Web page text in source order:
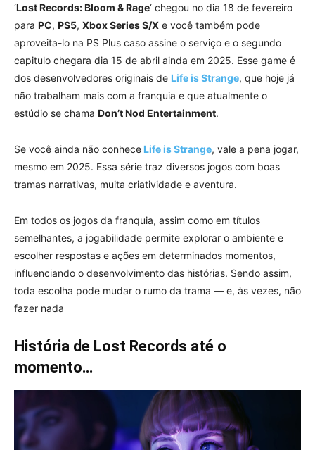
‘Lost Records: Bloom & Rage‘ chegou no dia 18 de fevereiro
para PC, PS5, Xbox Series S/X e você também pode
aproveita-lo na PS Plus caso assine o serviço e o segundo
capitulo chegara dia 15 de abril ainda em 2025. Esse game é
dos desenvolvedores originais de Life is Strange, que hoje já
não trabalham mais com a franquia e que atualmente o
estúdio se chama Don’t Nod Entertainment.
Se você ainda não conhece Life is Strange, vale a pena jogar,
mesmo em 2025. Essa série traz diversos jogos com boas
tramas narrativas, muita criatividade e aventura.
Em todos os jogos da franquia, assim como em títulos
semelhantes, a jogabilidade permite explorar o ambiente e
escolher respostas e ações em determinados momentos,
influenciando o desenvolvimento das histórias. Sendo assim,
toda escolha pode mudar o rumo da trama — e, às vezes, não
fazer nada
História de Lost Records até o
momento…